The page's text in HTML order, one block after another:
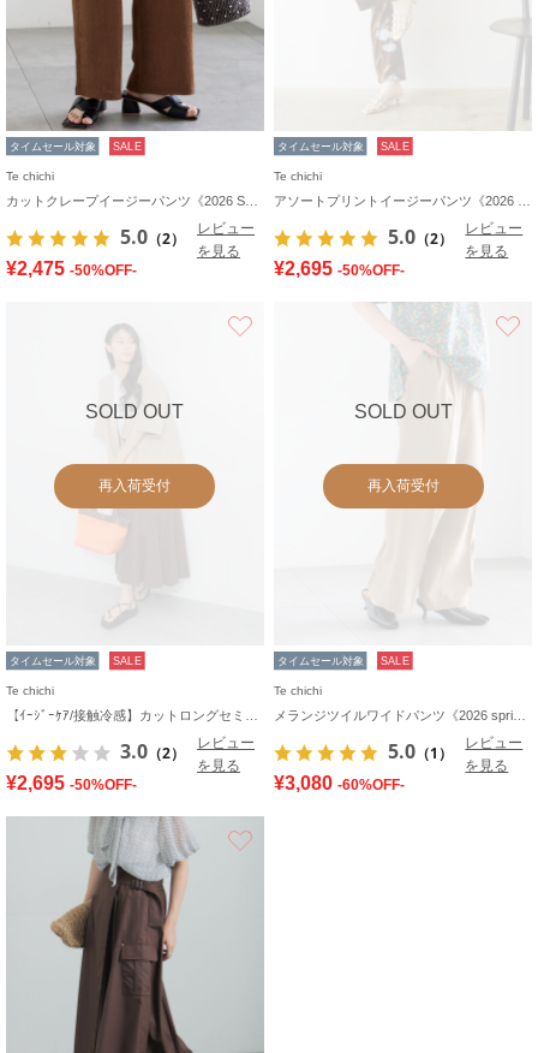
タイムセール対象 SALE
Te chichi
5.0 （2）
レビュー
を見る
¥2,475 -50%OFF-
タイムセール対象 SALE
Te chichi
5.0 （2）
レビュー
を見る
¥2,695 -50%OFF-
SOLD OUT
再入荷受付
タイムセール対象 SALE
Te chichi
3.0 （2）
レビュー
を見る
¥2,695 -50%OFF-
SOLD OUT
再入荷受付
タイムセール対象 SALE
Te chichi
5.0 （1）
レビュー
を見る
¥3,080 -60%OFF-